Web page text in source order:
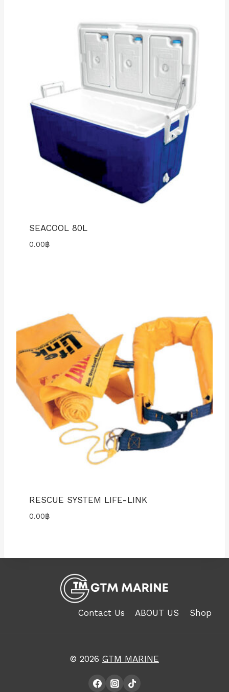
SEACOOL 80L
0.00฿
RESCUE SYSTEM LIFE-LINK
0.00฿
Contact Us ABOUT US Shop
© 2026 GTM MARINE